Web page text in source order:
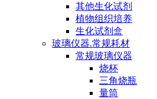
其他生化试剂
植物组织培养
生化试剂盒
玻璃仪器.常规耗材
常规玻璃仪器
烧杯
三角烧瓶
量筒